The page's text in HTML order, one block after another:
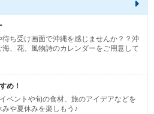
待ち受け画面で沖縄を感じませんか？？沖
、花、風物詩のカレンダーをご用意して
め！
ベントや旬の食材、旅のアイデアなどを
みや夏休みを楽しもう♪